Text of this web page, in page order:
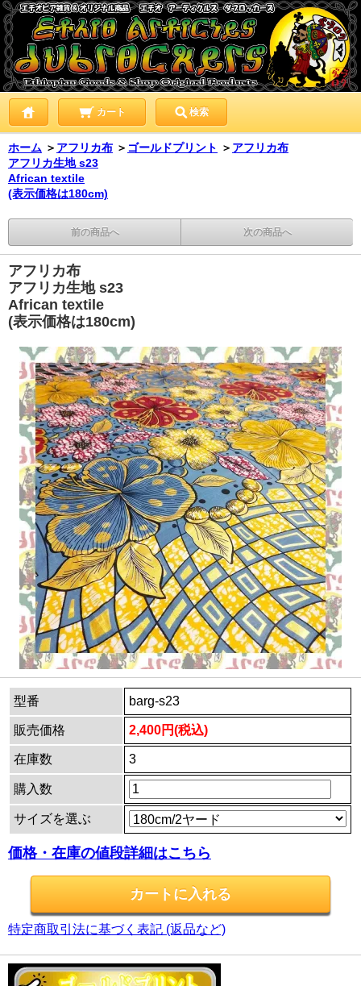
カート 検索
ホーム ＞ アフリカ布 ＞ ゴールドプリント ＞ アフリカ布
アフリカ生地 s23
African textile
(表示価格は180cm)
前の商品へ 次の商品へ
アフリカ布
アフリカ生地 s23
African textile
(表示価格は180cm)
型番 barg-s23
販売価格 2,400円(税込)
在庫数 3
購入数
サイズを選ぶ
価格・在庫の値段詳細はこちら
特定商取引法に基づく表記 (返品など)